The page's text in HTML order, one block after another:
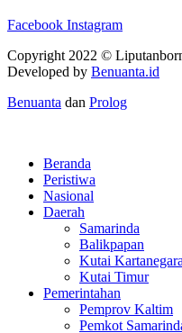
Facebook Instagram
Copyright 2022 ©
Developed by Benuanta.id
Benuanta dan Prolog
Beranda
Peristiwa
Nasional
Daerah
Samarinda
Balikpapan
Kutai Kartanegara
Kutai Timur
Pemerintahan
Pemprov Kaltim
Pemkot